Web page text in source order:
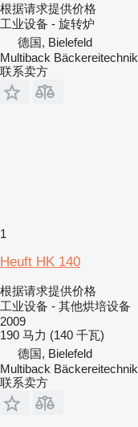
根据请求提供价格
工业设备 - 旋转炉
德国, Bielefeld
Multiback Bäckereitechnik
联系卖方
1
Heuft HK 140
根据请求提供价格
工业设备 - 其他烘培设备
2009
190 马力 (140 千瓦)
德国, Bielefeld
Multiback Bäckereitechnik
联系卖方